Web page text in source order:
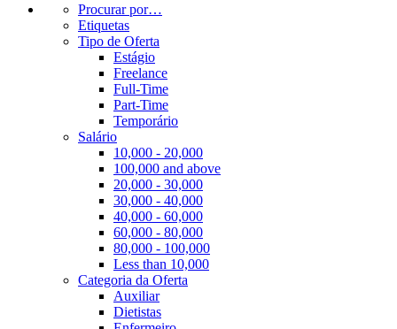
Procurar por…
Etiquetas
Tipo de Oferta
Estágio
Freelance
Full-Time
Part-Time
Temporário
Salário
10,000 - 20,000
100,000 and above
20,000 - 30,000
30,000 - 40,000
40,000 - 60,000
60,000 - 80,000
80,000 - 100,000
Less than 10,000
Categoria da Oferta
Auxiliar
Dietistas